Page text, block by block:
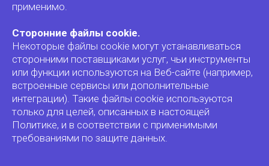
применимо.
Сторонние файлы cookie.
Некоторые файлы cookie могут устанавливаться
сторонними поставщиками услуг, чьи инструменты
или функции используются на Веб-сайте (например,
встроенные сервисы или дополнительные
интеграции). Такие файлы cookie используются
только для целей, описанных в настоящей
Политике, и в соответствии с применимыми
требованиями по защите данных.